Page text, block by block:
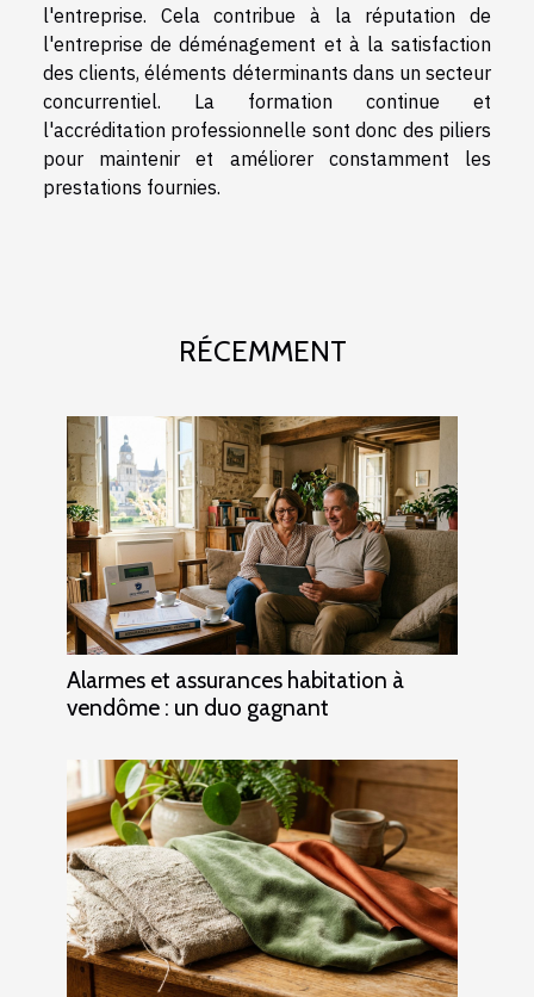
l'entreprise. Cela contribue à la réputation de
l'entreprise de déménagement et à la satisfaction
des clients, éléments déterminants dans un secteur
concurrentiel. La formation continue et
l'accréditation professionnelle sont donc des piliers
pour maintenir et améliorer constamment les
prestations fournies.
RÉCEMMENT
Alarmes et assurances habitation à
vendôme : un duo gagnant